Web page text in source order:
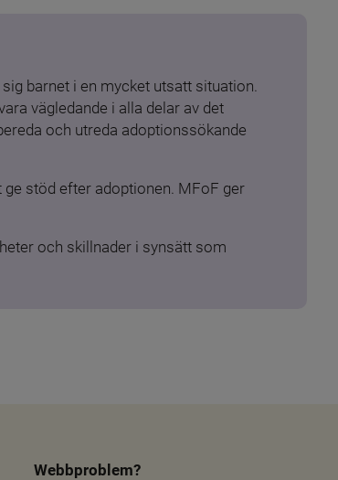
barnet i en mycket utsatt situation.
vägledande i alla delar av det
och utreda adoptionssökande
stöd efter adoptionen. MFoF ger
och skillnader i synsätt som
Webbproblem?